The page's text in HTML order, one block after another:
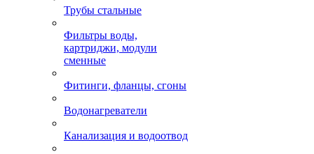
Трубы стальные
Фильтры воды,
картриджи, модули
сменные
Фитинги, фланцы, сгоны
Водонагреватели
Канализация и водоотвод